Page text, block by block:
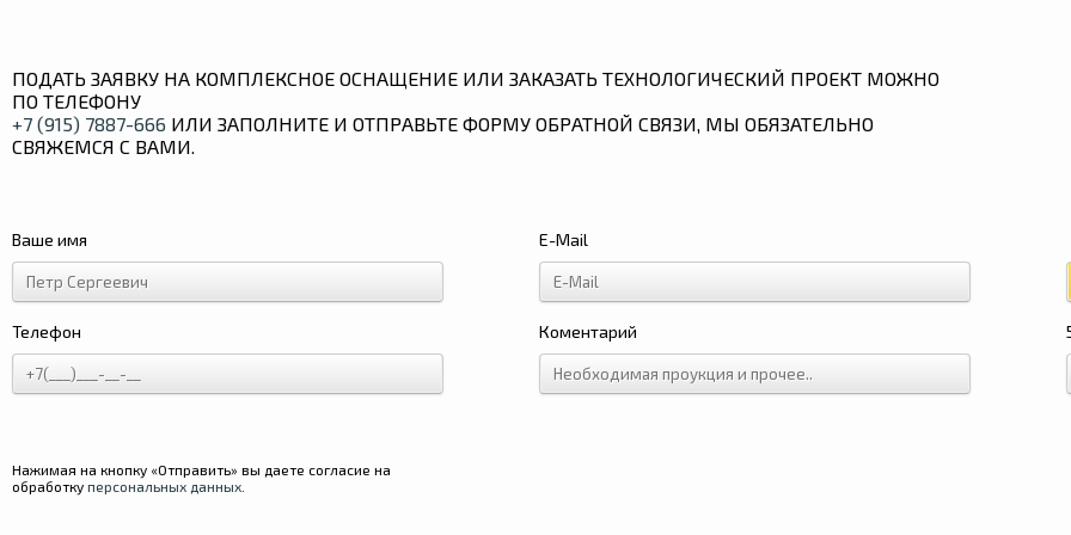
ПОДАТЬ ЗАЯВКУ НА КОМПЛЕКСНОЕ ОСНАЩЕНИЕ ИЛИ ЗАКАЗАТЬ ТЕХНОЛОГИЧЕСКИЙ ПРОЕКТ МОЖНО
ПО ТЕЛЕФОНУ
+7 (915) 7887-666 ИЛИ ЗАПОЛНИТЕ И ОТПРАВЬТЕ ФОРМУ ОБРАТНОЙ СВЯЗИ, МЫ ОБЯЗАТЕЛЬНО
СВЯЖЕМСЯ С ВАМИ.
Ваше имя E-Mail
Телефон Коментарий
Нажимая на кнопку «Отправить» вы даете согласие на
обработку персональных данных